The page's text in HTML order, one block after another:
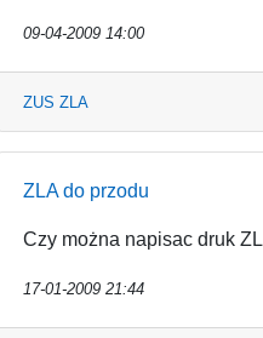
09-04-2009 14:00
ZUS ZLA
ZLA do przodu
Czy można napisac druk
17-01-2009 21:44